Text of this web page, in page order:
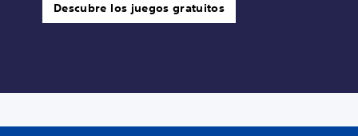
Descubre los juegos gratuitos